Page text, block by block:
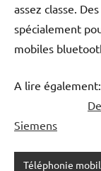
assez classe.
spécialement
mobiles
A lire également:
Siemens
Téléphonie